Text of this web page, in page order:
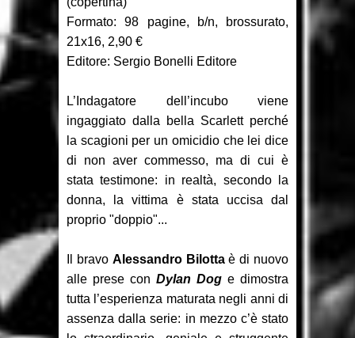
the Children 1-2
Seconda parte
Recensione: Jazz Maynard 1
Formato: 98 pagine, b/n, brossurato,
21x16, 2,90 €
Editore: Sergio Bonelli Editore
L’Indagatore dell’incubo viene
ingaggiato dalla bella Scarlett perché
la scagioni per un omicidio che lei dice
di non aver commesso, ma di cui è
stata testimone: in realtà, secondo la
donna, la vittima è stata uccisa dal
proprio "doppio"...
Il bravo Alessandro Bilottaè di nuovo
alle prese con Dylan Dog e dimostra
tutta l’esperienza maturata negli anni di
assenza dalla serie: in mezzo c’è stato